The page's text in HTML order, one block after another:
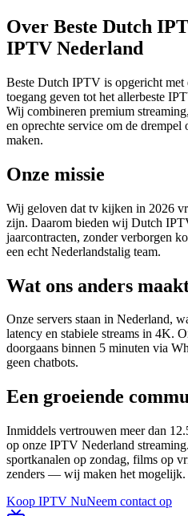
Over Beste Dutch
IPTV Nederland
Beste Dutch IPTV is opgericht
toegang geven tot het allerbeste
Wij combineren premium
en oprechte service om de
maken.
Onze missie
Wij geloven dat tv kijken in 2026
zijn. Daarom bieden wij Dutch
jaarcontracten, zonder verborgen
een echt Nederlandstalig team.
Wat ons anders
Onze servers staan in Nederland,
latency en stabiele streams in 4K.
doorgaans binnen 5 minuten via
geen chatbots.
Een groeiende
Inmiddels vertrouwen meer dan
op onze IPTV Nederland
sportkanalen op zondag, films op
zenders — wij maken het mogelijk.
Koop IPTV NuNeem contact op